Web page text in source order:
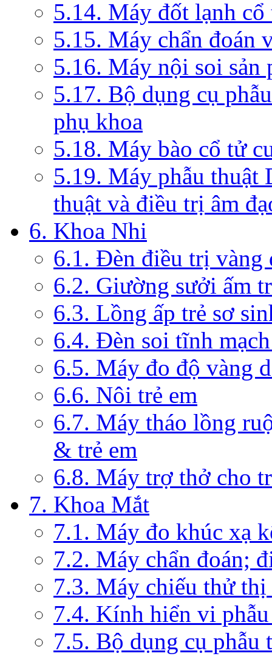
5.14. Máy đốt lạnh
5.15. Máy chẩn đoán
5.16. Máy nội soi sản
5.17. Bộ dụng cụ
phụ khoa
5.18. Máy bào cổ tử
5.19. Máy phẫu thuật
thuật và điều trị âm
6. Khoa Nhi
6.1. Đèn điều trị vàng
6.2. Giường sưởi ấm
6.3. Lồng ấp trẻ sơ
6.4. Đèn soi tĩnh
6.5. Máy đo độ vàng
6.6. Nôi trẻ em
6.7. Máy tháo lồng
& trẻ em
6.8. Máy trợ thở cho
7. Khoa Mắt
7.1. Máy đo khúc xạ
7.2. Máy chẩn đoán;
7.3. Máy chiếu thử
7.4. Kính hiển vi
7.5. Bộ dụng cụ phẫu